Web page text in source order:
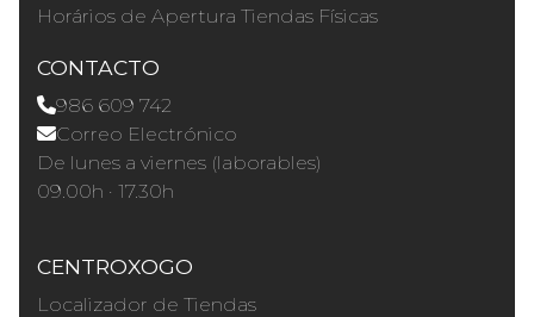
Horários de Apertura Tiendas Físicas
CONTACTO
986 609 742
Correo Electrónico
De lunes a viernes (laborables)
09.00h · 17.30h
CENTROXOGO
Localizador de Tiendas